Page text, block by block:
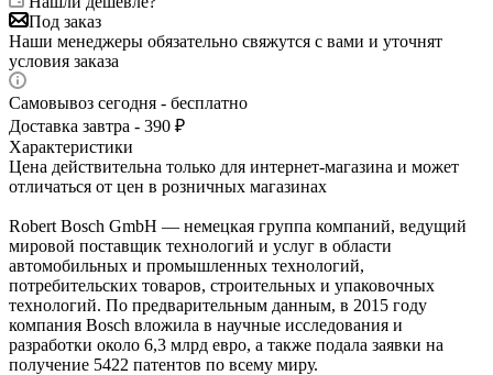
Под заказ
Наши менеджеры обязательно свяжутся с вами и уточнят
условия заказа
Самовывоз сегодня - бесплатно
Доставка завтра - 390 ₽
Характеристики
Цена действительна только для интернет-магазина и может
отличаться от цен в розничных магазинах
Robert Bosch GmbH — немецкая группа компаний, ведущий
мировой поставщик технологий и услуг в области
автомобильных и промышленных технологий,
потребительских товаров, строительных и упаковочных
технологий. По предварительным данным, в 2015 году
компания Bosch вложила в научные исследования и
разработки около 6,3 млрд евро, а также подала заявки на
получение 5422 патентов по всему миру.